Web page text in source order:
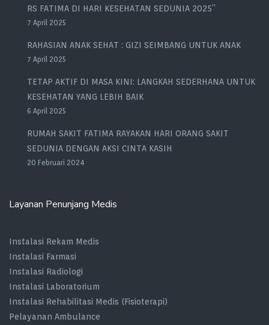
RS FATIMA DI HARI KESEHATAN SEDUNIA 2025”
7 April 2025
RAHASIAN ANAK SEHAT : GIZI SEIMBANG UNTUK ANAK
7 April 2025
TETAP AKTIF DI MASA KINI: LANGKAH SEDERHANA UNTUK
KESEHATAN YANG LEBIH BAIK
6 April 2025
RUMAH SAKIT FATIMA RAYAKAN HARI ORANG SAKIT
SEDUNIA DENGAN AKSI CINTA KASIH
20 Februari 2024
Layanan Penunjang Medis
Instalasi Rekam Medis
Instalasi Farmasi
Instalasi Radiologi
Instalasi Laboratorium
Instalasi Rehabilitasi Medis (Fisioterapi)
Pelayanan Ambulance